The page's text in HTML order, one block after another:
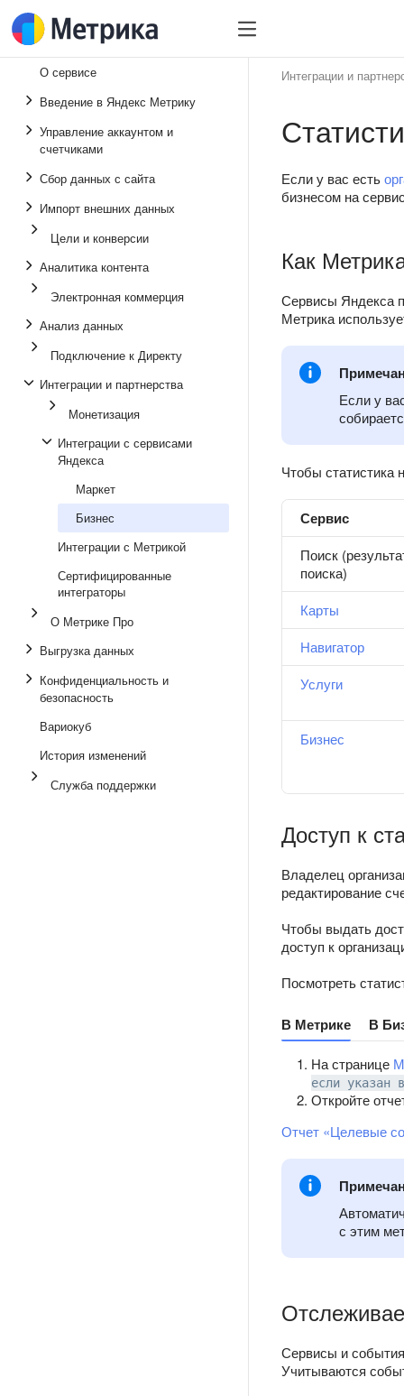
О сервисе
Введение в Яндекс Метрику
Управление аккаунтом и
счетчиками
Сбор данных с сайта
Импорт внешних данных
Цели и конверсии
Аналитика контента
Электронная коммерция
Анализ данных
Подключение к Директу
Интеграции и партнерства
Монетизация
Интеграции с сервисами
Яндекса
Маркет
Бизнес
Интеграции с Метрикой
Сертифицированные
интеграторы
О Метрике Про
Выгрузка данных
Конфиденциальность и
безопасность
Вариокуб
История изменений
Служба поддержки
Интеграции и
Если у вас есть
бизнесом на
Как
Сервисы Яндекса
Метрика
Если у
Чтобы статистика
Сервис
Поиск
поиска)
Карты
Навигатор
Услуги
Бизнес
Доступ к
Владелец
редактирование
Чтобы выдать
доступ к
Посмотреть
В Метрике В
На странице
если указан
Откройте
Отчет «Целевые
с этим
Сервисы и
Учитываются